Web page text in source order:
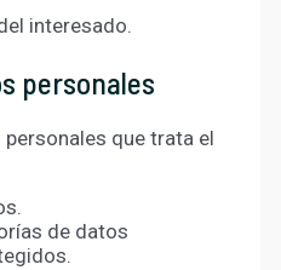
interesado.
personales
que trata el
de datos